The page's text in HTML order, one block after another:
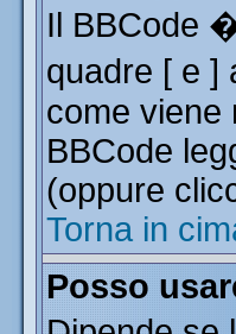
Il BBCode
quadre [ e ]
come viene
BBCode
(oppure
Torna in
Posso